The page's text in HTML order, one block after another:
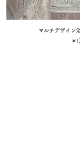
マルチデザイン